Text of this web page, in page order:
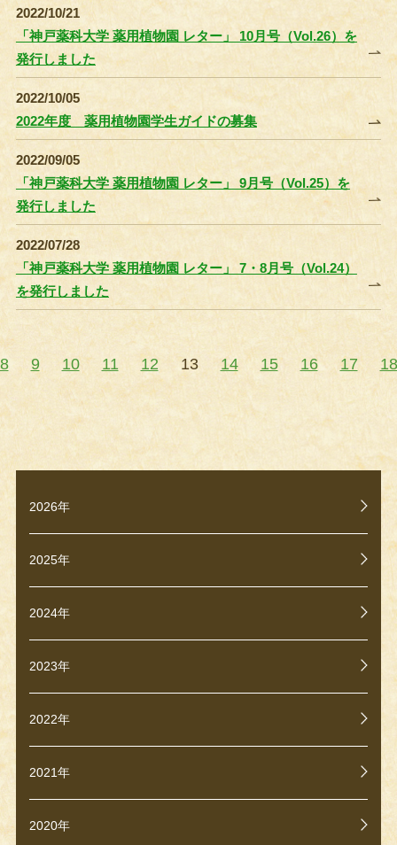
2022/10/21
「神戸薬科大学 薬用植物園 レター」 10月号（Vol.26）を
発行しました
2022/10/05
2022年度 薬用植物園学生ガイドの募集
2022/09/05
「神戸薬科大学 薬用植物園 レター」 9月号（Vol.25）を
発行しました
2022/07/28
「神戸薬科大学 薬用植物園 レター」 7・8月号（Vol.24）
を発行しました
8 9 10 11 12 13 14 15 16 17 18
2026年
2025年
2024年
2023年
2022年
2021年
2020年